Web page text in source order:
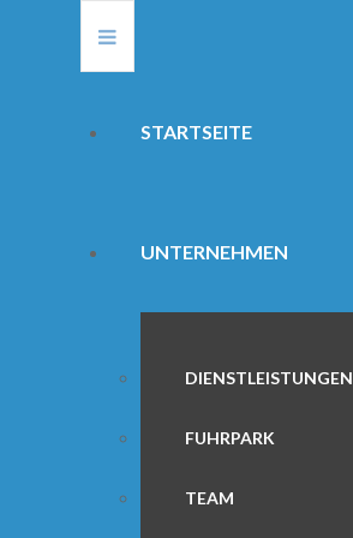
STARTSEITE
UNTERNEHMEN
DIENSTLEISTUNGEN
FUHRPARK
TEAM